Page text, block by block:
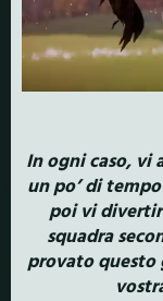
In ogni caso, vi
un po’ di
poi vi
squadra
provato questo